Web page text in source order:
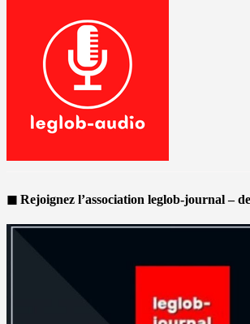
◼ Rejoignez l’association leglob-journal –